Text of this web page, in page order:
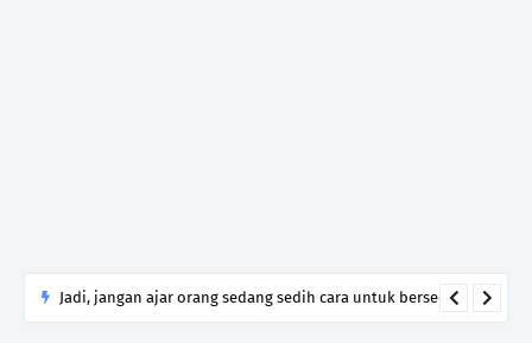
Jadi, jangan ajar orang sedang sedih cara untuk bersedih.